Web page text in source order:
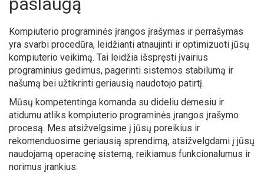
Kompiuterio programinės įrangos įrašymas ir perrašymas
yra svarbi procedūra, leidžianti atnaujinti ir optimizuoti jūsų
kompiuterio veikimą. Tai leidžia išspręsti įvairius
programinius gedimus, pagerinti sistemos stabilumą ir
našumą bei užtikrinti geriausią naudotojo patirtį.
Mūsų kompetentinga komanda su dideliu dėmesiu ir
atidumu atliks kompiuterio programinės įrangos įrašymo
procesą. Mes atsižvelgsime į jūsų poreikius ir
rekomenduosime geriausią sprendimą, atsižvelgdami į jūsų
naudojamą operacinę sistemą, reikiamus funkcionalumus ir
norimus įrankius.